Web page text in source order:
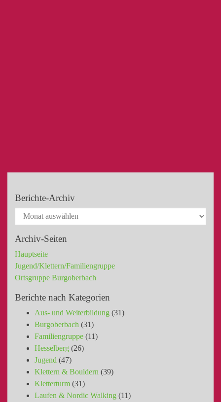
Berichte-Archiv
Archiv-Seiten
Hauptseite
Jugend/Klettern/Familiengruppe
Ortsgruppe Burgoberbach
Berichte nach Kategorien
Aus- und Weiterbildung (31)
Burgoberbach (31)
Familiengruppe (11)
Hesselberg (26)
Jugend (47)
Klettern & Bouldern (39)
Kletterturm (31)
Laufen & Nordic Walking (11)